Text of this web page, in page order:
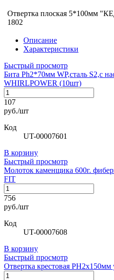
Отвертка плоская 5*100мм
1802
Описание
Характеристики
Быстрый просмотр
Бита Ph2*70мм WP,сталь S2,с
WHIRLPOWER (10шт)
107
руб./шт
Код
UT-00007601
В корзину
Быстрый просмотр
Молоток каменщика 600г.
FIT
756
руб./шт
Код
UT-00007608
В корзину
Быстрый просмотр
Отвертка крестовая РН2х150мм